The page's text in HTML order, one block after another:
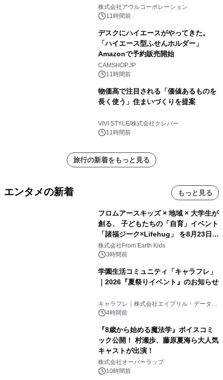
大人の冬旅を。ー夕日ヶ浦温泉「佳松
苑 別邸ふうか」ー
株式会社アウルコーポレーション
11時間前
デスクにハイエースがやってきた。
「ハイエース型ふせんホルダー」
Amazonで予約販売開始
CAMSHOP.JP
11時間前
物価高で注目される「価値あるものを
長く使う」住まいづくりを提案
VIVI STYLE/株式会社クレバー
11時間前
旅行の新着をもっと見る
エンタメの新着 もっと見る
フロムアースキッズ × 地域 × 大学生が
創る、 子どもたちの「自育」イベント
「諸福ジーク×Lifehug」 を8月23日
(日)開催
株式会社From Earth Kids
3時間前
学園生活コミュニティ「キャラフレ」
｜2026『夏祭りイベント』のお知らせ
キャラフレ｜株式会社エイプリル・データ・
デザインズ
4時間前
『8歳から始める魔法学』ボイスコミ
ック公開！ 村瀬歩、藤原夏海ら大人気
キャストが出演！
株式会社オーバーラップ
10時間前